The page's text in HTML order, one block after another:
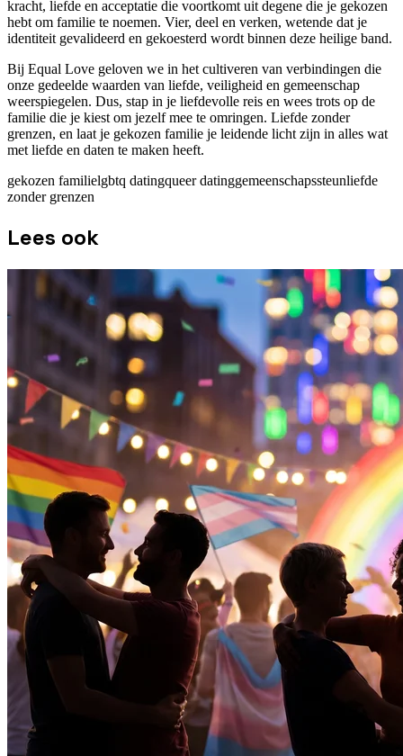
kracht, liefde en acceptatie die voortkomt uit degene die je gekozen
hebt om familie te noemen. Vier, deel en verken, wetende dat je
identiteit gevalideerd en gekoesterd wordt binnen deze heilige band.
Bij Equal Love geloven we in het cultiveren van verbindingen die
onze gedeelde waarden van liefde, veiligheid en gemeenschap
weerspiegelen. Dus, stap in je liefdevolle reis en wees trots op de
familie die je kiest om jezelf mee te omringen. Liefde zonder
grenzen, en laat je gekozen familie je leidende licht zijn in alles wat
met liefde en daten te maken heeft.
gekozen familielgbtq datingqueer datinggemeenschapssteunliefde
zonder grenzen
Lees ook